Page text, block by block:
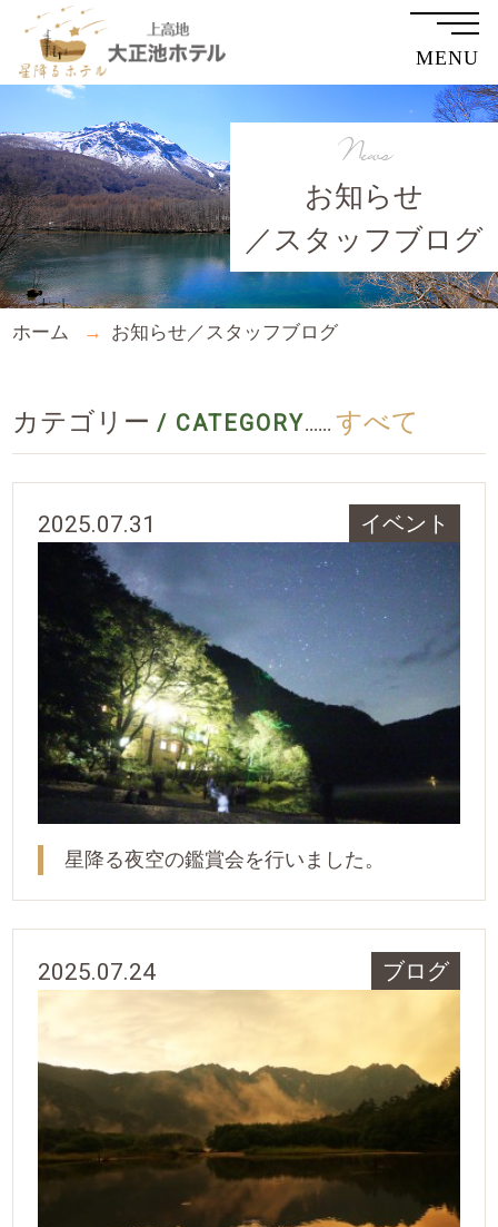
MENU
お知らせ
／スタッフブログ
News
ホーム お知らせ／スタッフブログ
カテゴリー / CATEGORY...... すべて
2025.07.31 イベント
星降る夜空の鑑賞会を行いました。
2025.07.24 ブログ